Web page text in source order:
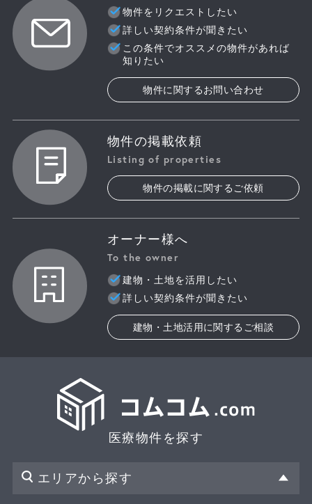
物件をリクエストしたい
詳しい契約条件が聞きたい
この条件でオススメの物件があれば
知りたい
物件に関するお問い合わせ
物件の掲載依頼
Listing of properties
物件の掲載に関するご依頼
オーナー様へ
To the owner
建物・土地を活用したい
詳しい契約条件が聞きたい
建物・土地活用に関するご相談
医療物件を探す
エリアから探す